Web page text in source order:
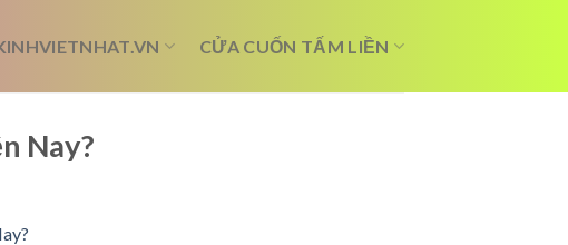
CỬA CUỐN TẤM LIỀN
Nay?